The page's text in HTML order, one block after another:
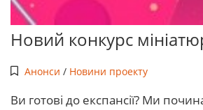
Новий конкурс
Анонси / Новини проекту
Ви готові до експансії? Ми